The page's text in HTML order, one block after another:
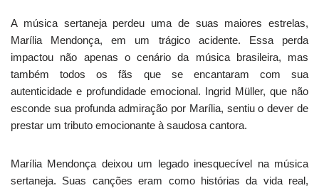
A música sertaneja perdeu uma de suas maiores estrelas,
Marília Mendonça, em um trágico acidente. Essa perda
impactou não apenas o cenário da música brasileira, mas
também todos os fãs que se encantaram com sua
autenticidade e profundidade emocional. Ingrid Müller, que não
esconde sua profunda admiração por Marília, sentiu o dever de
prestar um tributo emocionante à saudosa cantora.
Marília Mendonça deixou um legado inesquecível na música
sertaneja. Suas canções eram como histórias da vida real,